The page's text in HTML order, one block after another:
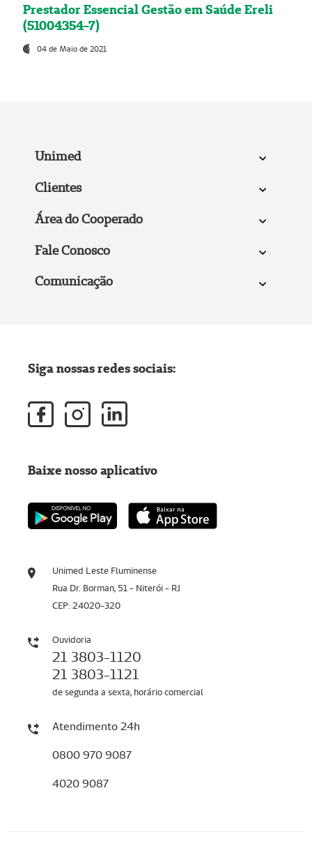
Prestador Essencial Gestão em Saúde Ereli
(51004354-7)
04 de Maio de 2021
Unimed
Clientes
Área do Cooperado
Fale Conosco
Comunicação
Unimed Leste Fluminense
Rua Dr. Borman, 51 - Niterói - RJ
CEP: 24020-320
Ouvidoria
21 3803-1120
21 3803-1121
de segunda a sexta, horário comercial
Atendimento 24h
0800 970 9087
4020 9087
Siga nossas redes sociais:
Baixe nosso aplicativo